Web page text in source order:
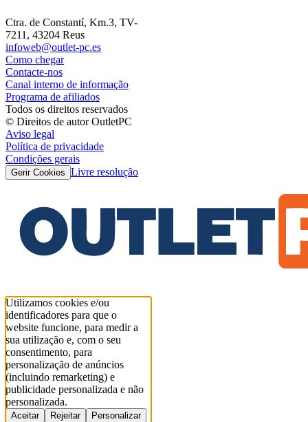
Ctra. de Constantí, Km.3, TV-
7211, 43204 Reus
infoweb@outlet-pc.es
Como chegar
Contacte-nos
Canal interno de informação
Programa de afiliados
Todos os direitos reservados
© Direitos de autor OutletPC
Aviso legal
Política de privacidade
Condições gerais
Gerir Cookies Livre resolução
Utilizamos cookies e/ou
identificadores para que o
website funcione, para medir a
sua utilização e, com o seu
consentimento, para
personalização de anúncios
(incluindo remarketing) e
publicidade personalizada e não
personalizada.
Aceitar Rejeitar Personalizar